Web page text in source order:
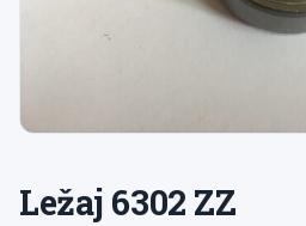
Ležaj 6302 ZZ